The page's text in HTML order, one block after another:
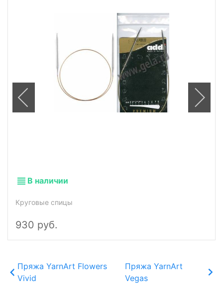
В наличии
Круговые спицы
930 руб.
Пряжа YarnArt Flowers
Vivid
Пряжа YarnArt
Vegas